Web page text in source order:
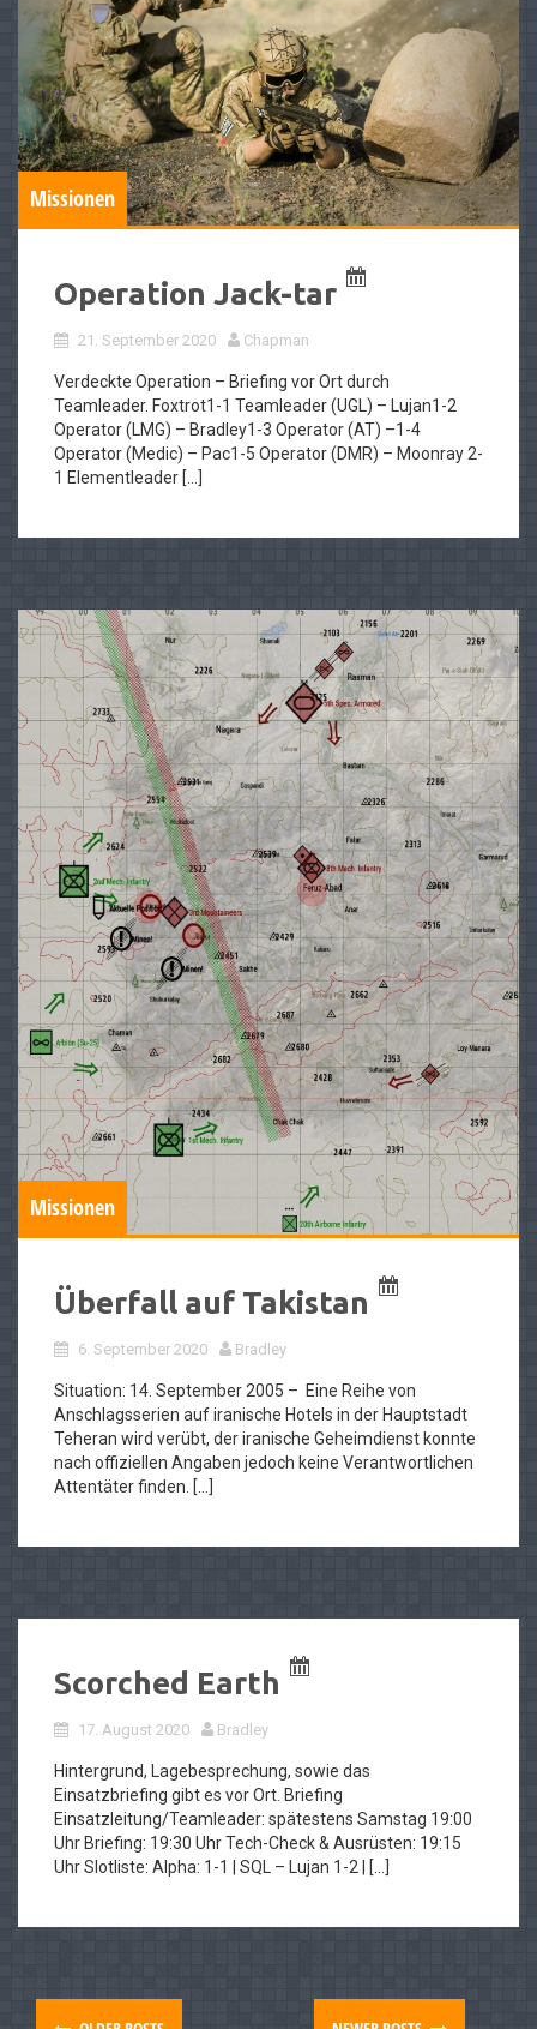
Missionen
Operation Jack-tar
21. September 2020 Chapman
Verdeckte Operation – Briefing vor Ort durch
Teamleader. Foxtrot1-1 Teamleader (UGL) – Lujan1-2
Operator (LMG) – Bradley1-3 Operator (AT) –1-4
Operator (Medic) – Pac1-5 Operator (DMR) – Moonray 2-
1 Elementleader […]
Missionen
Überfall auf Takistan
6. September 2020 Bradley
Situation: 14. September 2005 – Eine Reihe von
Anschlagsserien auf iranische Hotels in der Hauptstadt
Teheran wird verübt, der iranische Geheimdienst konnte
nach offiziellen Angaben jedoch keine Verantwortlichen
Attentäter finden. […]
Scorched Earth
17. August 2020 Bradley
Hintergrund, Lagebesprechung, sowie das
Einsatzbriefing gibt es vor Ort. Briefing
Einsatzleitung/Teamleader: spätestens Samstag 19:00
Uhr Briefing: 19:30 Uhr Tech-Check & Ausrüsten: 19:15
Uhr Slotliste: Alpha: 1-1 | SQL – Lujan 1-2 | […]